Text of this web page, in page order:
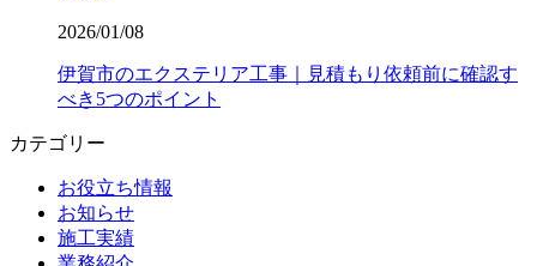
2026/01/08
伊賀市のエクステリア工事｜見積もり依頼前に確認す
べき5つのポイント
カテゴリー
お役立ち情報
お知らせ
施工実績